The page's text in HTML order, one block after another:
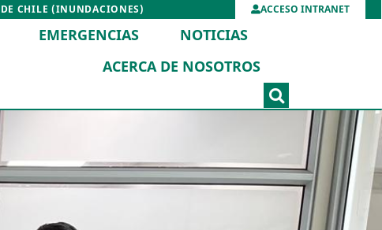
CHILE (INUNDACIONES) ACCESO INTRANET
EMERGENCIAS
NOTICIAS
ACERCA DE NOSOTROS